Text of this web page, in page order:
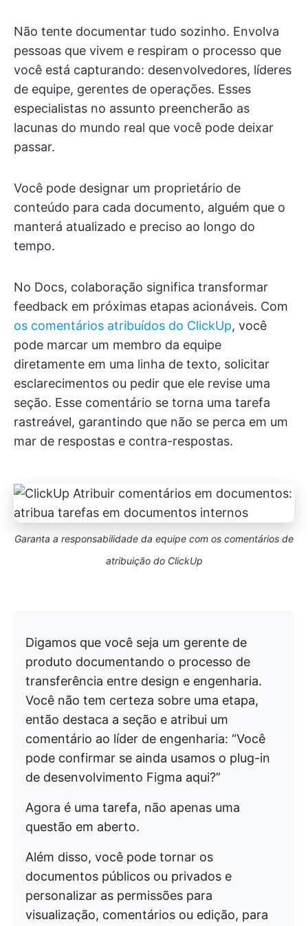
Não tente documentar tudo sozinho. Envolva
pessoas que vivem e respiram o processo que
você está capturando: desenvolvedores, líderes
de equipe, gerentes de operações. Esses
especialistas no assunto preencherão as
lacunas do mundo real que você pode deixar
passar.
Você pode designar um proprietário de
conteúdo para cada documento, alguém que o
manterá atualizado e preciso ao longo do
tempo.
No Docs, colaboração significa transformar
feedback em próximas etapas acionáveis. Com
os comentários atribuídos do ClickUp, você
pode marcar um membro da equipe
diretamente em uma linha de texto, solicitar
esclarecimentos ou pedir que ele revise uma
seção. Esse comentário se torna uma tarefa
rastreável, garantindo que não se perca em um
mar de respostas e contra-respostas.
Garanta a responsabilidade da equipe com os comentários de
atribuição do ClickUp
Digamos que você seja um gerente de
produto documentando o processo de
transferência entre design e engenharia.
Você não tem certeza sobre uma etapa,
então destaca a seção e atribui um
comentário ao líder de engenharia: “Você
pode confirmar se ainda usamos o plug-in
de desenvolvimento Figma aqui?”
Agora é uma tarefa, não apenas uma
questão em aberto.
Além disso, você pode tornar os
documentos públicos ou privados e
personalizar as permissões para
visualização, comentários ou edição, para